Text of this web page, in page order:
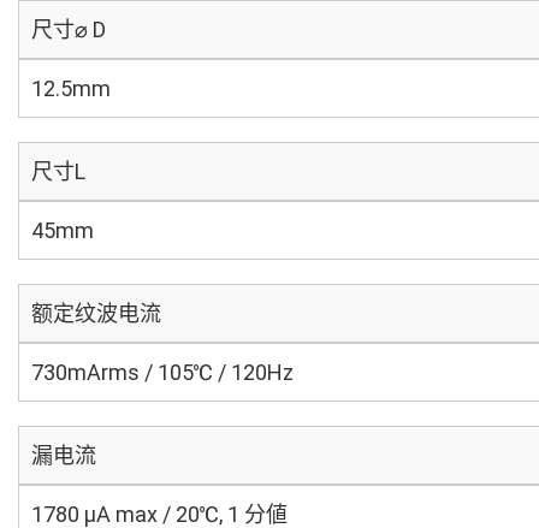
尺寸⌀ D
12.5mm
尺寸L
45mm
额定纹波电流
730mArms / 105℃ / 120Hz
漏电流
1780 μA max / 20℃, 1 分値